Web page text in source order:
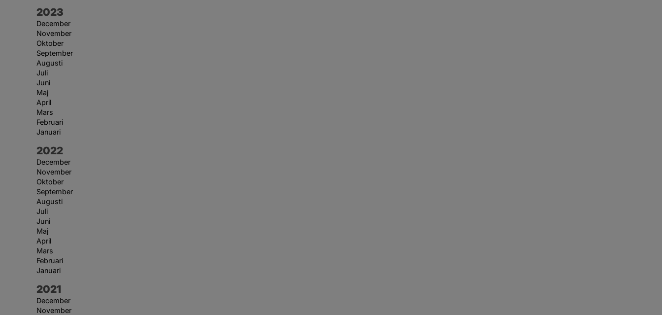
År:
2023
December
November
Oktober
September
Augusti
Juli
Juni
Maj
April
Mars
Februari
Januari
År:
2022
December
November
Oktober
September
Augusti
Juli
Juni
Maj
April
Mars
Februari
Januari
År:
2021
December
November